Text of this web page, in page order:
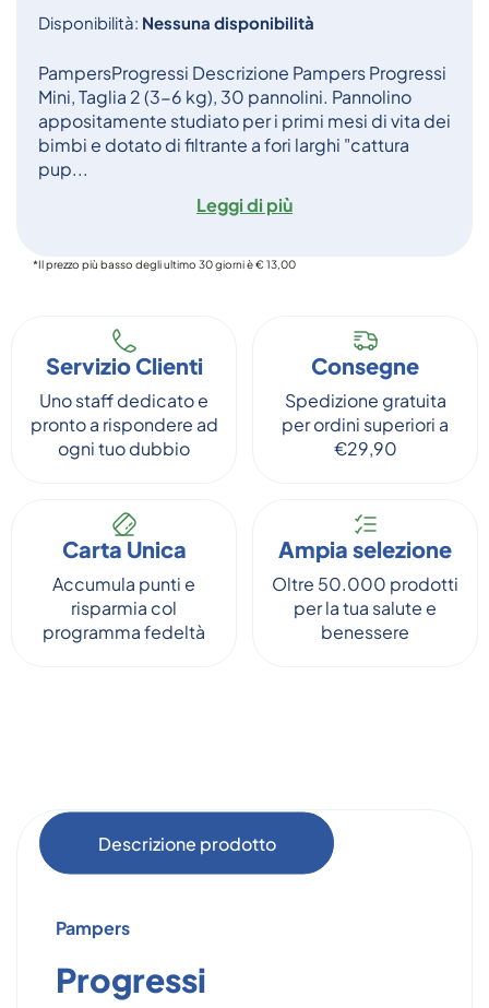
Disponibilità: Nessuna disponibilità
PampersProgressi Descrizione Pampers Progressi
Mini, Taglia 2 (3-6 kg), 30 pannolini. Pannolino
appositamente studiato per i primi mesi di vita dei
bimbi e dotato di filtrante a fori larghi "cattura
pup...
Leggi di più
*Il prezzo più basso degli ultimo 30 giorni è € 13,00
Servizio Clienti
Uno staff dedicato e
pronto a rispondere ad
ogni tuo dubbio
Consegne
Spedizione gratuita
per ordini superiori a
€29,90
Carta Unica
Accumula punti e
risparmia col
programma fedeltà
Ampia selezione
Oltre 50.000 prodotti
per la tua salute e
benessere
Descrizione prodotto
Pampers
Progressi